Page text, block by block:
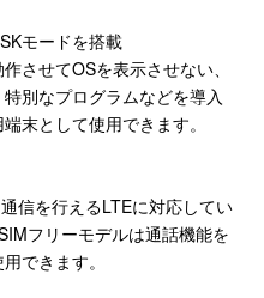
モードを搭載
させてOSを表示させない、
別なプログラムなどを導入
末として使用できます。
信を行えるLTEに対応してい
フリーモデルは通話機能を
できます。